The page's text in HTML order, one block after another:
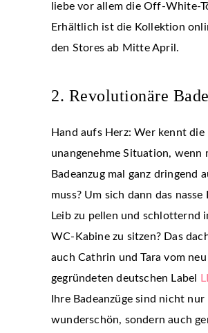
liebe vor allem die Off-White-
Erhältlich ist die Kollektion
den Stores ab Mitte April.
2. Revolutionäre
Hand aufs Herz: Wer kennt die
unangenehme Situation, wenn
Badeanzug mal ganz dringend
muss? Um sich dann das nasse
Leib zu pellen und schlotternd
WC-Kabine zu sitzen? Das
auch Cathrin und Tara vom neu
gegründeten deutschen Label
Ihre Badeanzüge sind nicht nur
wunderschön, sondern auch